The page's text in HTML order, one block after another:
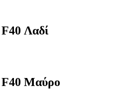
Λαδί
F40 Μαύρο